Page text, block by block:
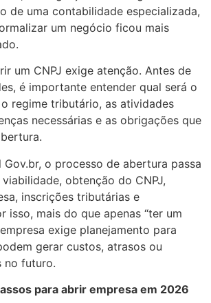
de uma contabilidade especializada,
um negócio ficou mais
um CNPJ exige atenção. Antes de
é importante entender qual será o
regime tributário, as atividades
necessárias e as obrigações que
o processo de abertura passa
obtenção do CNPJ,
inscrições tributárias e
isso, mais do que apenas “ter um
exige planejamento para
gerar custos, atrasos ou
no futuro.
para abrir empresa em 2026